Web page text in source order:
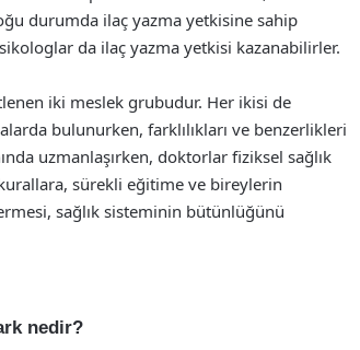
durumda ilaç yazma yetkisine sahip
da ilaç yazma yetkisi kazanabilirler.
iki meslek grubudur. Her ikisi de
bulunurken, farklılıkları ve benzerlikleri
uzmanlaşırken, doktorlar fiziksel sağlık
sürekli eğitime ve bireylerin
sağlık sisteminin bütünlüğünü
nedir?